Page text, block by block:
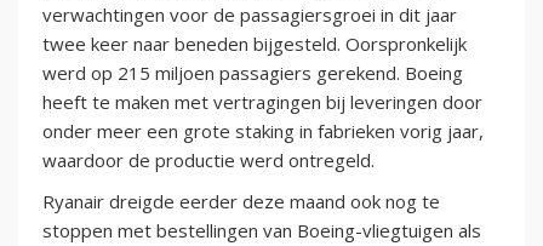
verwachtingen voor de passagiersgroei in dit jaar
twee keer naar beneden bijgesteld. Oorspronkelijk
werd op 215 miljoen passagiers gerekend. Boeing
heeft te maken met vertragingen bij leveringen door
onder meer een grote staking in fabrieken vorig jaar,
waardoor de productie werd ontregeld.
Ryanair dreigde eerder deze maand ook nog te
stoppen met bestellingen van Boeing-vliegtuigen als